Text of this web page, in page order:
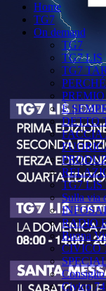
Home
TG7
On demand
TG7
TG7 LIS
TG7
È
DETTO
FACCIA
TG7 LIS
Sulla via
RADIO
Buona
CIVICO
Civico